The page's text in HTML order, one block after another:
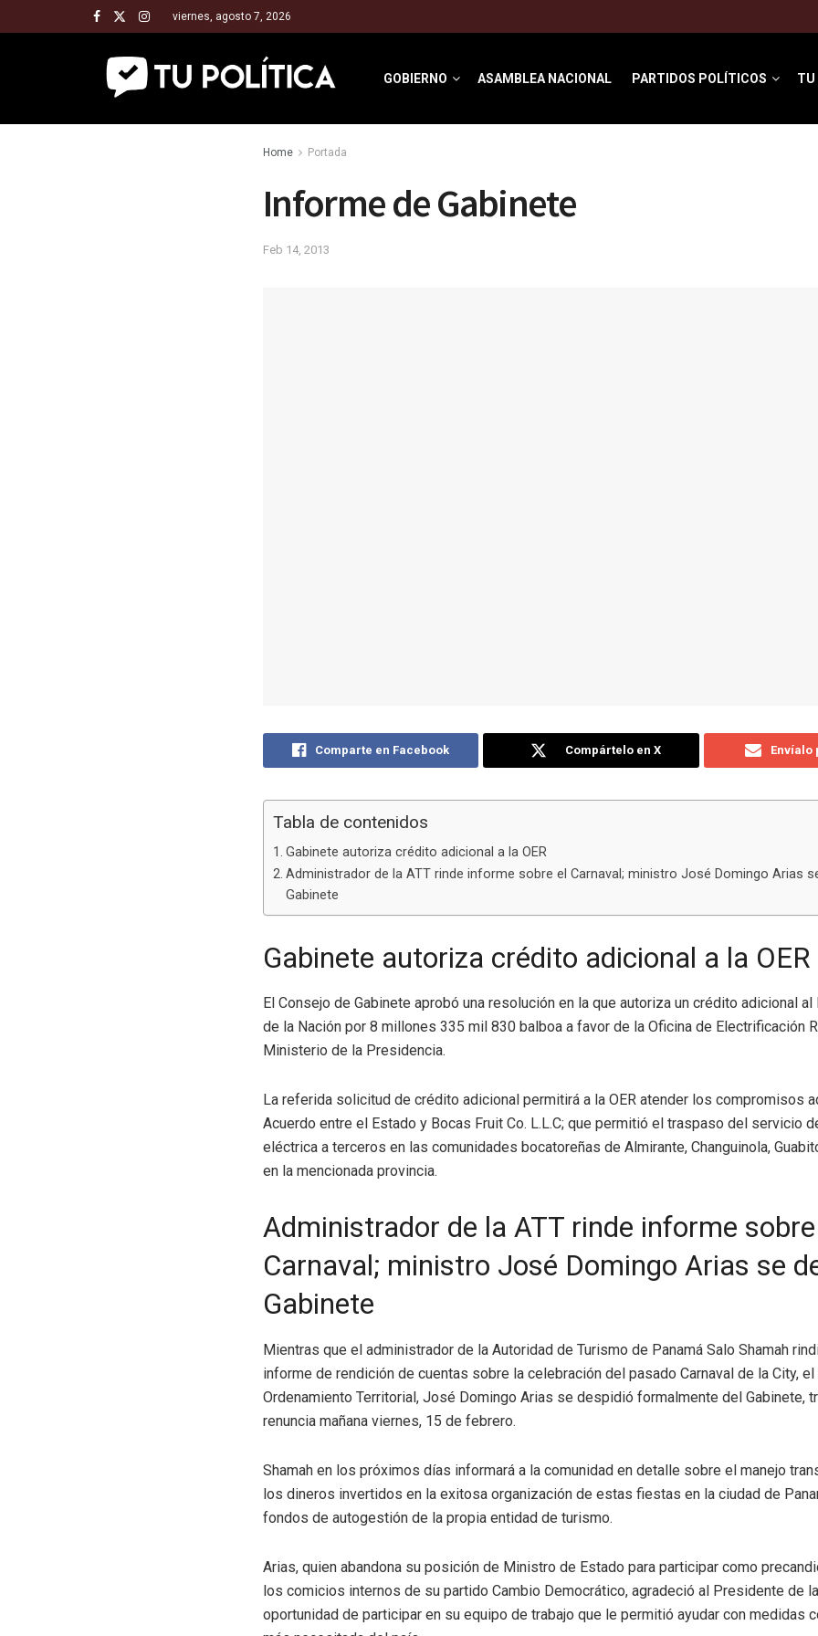
viernes, agosto 7, 2026
GOBIERNO ASAMBLEA NACIONAL PARTIDOS POLÍTICOS TU
Home Portada
Informe de Gabinete
Feb 14, 2013
Comparte en Facebook Compártelo en X Envíalo
Tabla de contenidos
Gabinete autoriza crédito adicional a la OER
Administrador de la ATT rinde informe sobre el Carnaval; ministro José Domingo Arias
Gabinete
Gabinete autoriza crédito adicional a la OER
El Consejo de Gabinete aprobó una resolución en la que autoriza un crédito adicional al
de la Nación por 8 millones 335 mil 830 balboa a favor de la Oficina de Electrificación
Ministerio de la Presidencia.
La referida solicitud de crédito adicional permitirá a la OER atender los compromisos
Acuerdo entre el Estado y Bocas Fruit Co. L.L.C; que permitió el traspaso del servicio
eléctrica a terceros en las comunidades bocatoreñas de Almirante, Changuinola,
en la mencionada provincia.
Administrador de la ATT rinde informe
Carnaval; ministro José Domingo Arias se
Gabinete
Mientras que el administrador de la Autoridad de Turismo de Panamá Salo Shamah
informe de rendición de cuentas sobre la celebración del pasado Carnaval de la City,
Ordenamiento Territorial, José Domingo Arias se despidió formalmente del Gabinete,
renuncia mañana viernes, 15 de febrero.
Shamah en los próximos días informará a la comunidad en detalle sobre el manejo
los dineros invertidos en la exitosa organización de estas fiestas en la ciudad de
fondos de autogestión de la propia entidad de turismo.
Arias, quien abandona su posición de Ministro de Estado para participar como
los comicios internos de su partido Cambio Democrático, agradeció al Presidente de
oportunidad de participar en su equipo de trabajo que le permitió ayudar con medidas